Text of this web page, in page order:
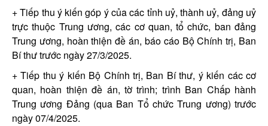
+ Tiếp thu ý kiến góp ý của các tỉnh uỷ, thành uỷ, đảng uỷ
trực thuộc Trung ương, các cơ quan, tổ chức, ban đảng
Trung ương, hoàn thiện đề án, báo cáo Bộ Chính trị, Ban
Bí thư trước ngày 27/3/2025.
+ Tiếp thu ý kiến Bộ Chính trị, Ban Bí thư, ý kiến các cơ
quan, hoàn thiện đề án, tờ trình; trình Ban Chấp hành
Trung ương Đảng (qua Ban Tổ chức Trung ương) trước
ngày 07/4/2025.